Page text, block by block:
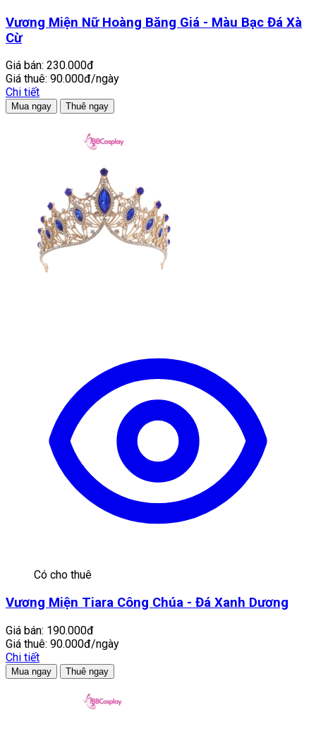
Vương Miện Nữ Hoàng Băng Giá - Màu Bạc Đá Xà
Cừ
Giá bán: 230.000đ
Giá thuê: 90.000đ/ngày
Chi tiết
Mua ngay Thuê ngay
Có cho thuê
Vương Miện Tiara Công Chúa - Đá Xanh Dương
Giá bán: 190.000đ
Giá thuê: 90.000đ/ngày
Chi tiết
Mua ngay Thuê ngay